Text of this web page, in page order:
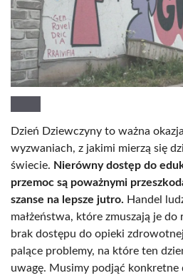
Dzień Dziewczyny to ważna
wyzwaniach, z jakimi mierzą się
świecie. Nierówny dostęp do
przemoc są poważnymi
szanse na lepsze jutro. Handel
małżeństwa, które zmuszają je do
brak dostępu do opieki
palące problemy, na które ten
uwagę. Musimy podjąć konkretne